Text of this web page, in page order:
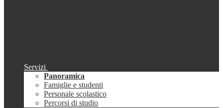
Servizi
Panoramica
Famiglie e studenti
Personale scolastico
Percorsi di studio